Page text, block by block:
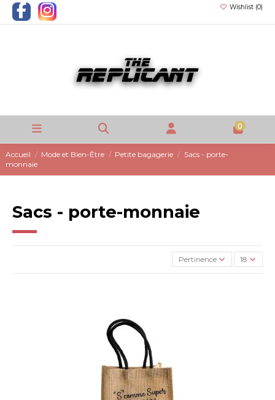
Wishlist (0)
0
Accueil Mode et Bien-Être Petite bagagerie
Sacs - porte-
monnaie
Sacs - porte-monnaie
Pertinence 18